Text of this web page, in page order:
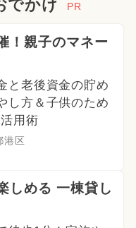
でかけ PR
！親子のマネー
と老後資金の貯め
し方＆子供のため
用術
港区
しめる 一棟貸し